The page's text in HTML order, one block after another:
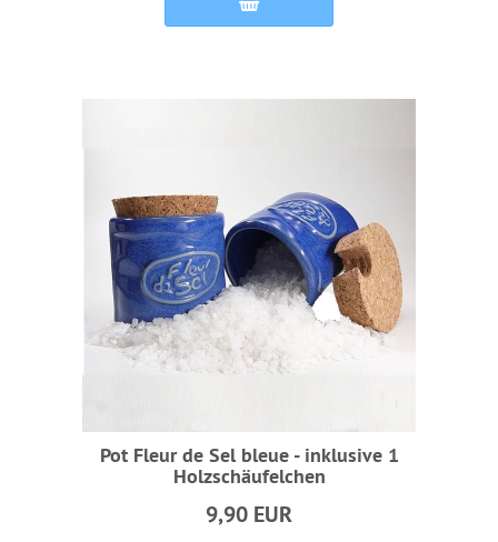
Pot Fleur de Sel bleue - inklusive 1
Holzschäufelchen
9,90 EUR